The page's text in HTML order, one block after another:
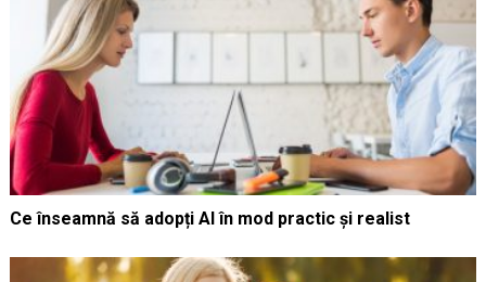
Ce înseamnă să adopți AI în mod practic și realist